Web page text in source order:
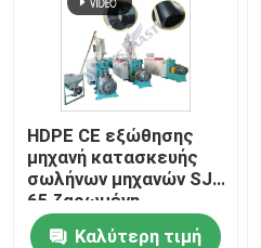
HDPE CE εξώθησης
μηχανή κατασκευής
σωλήνων μηχανών SJ
65 ζαρωμένη
Καλύτερη τιμή